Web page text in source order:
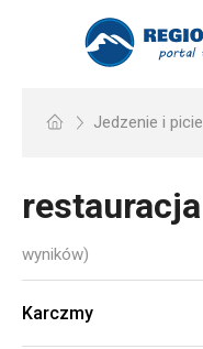
Jedzenie i picie
restauracja
wyników)
Karczmy